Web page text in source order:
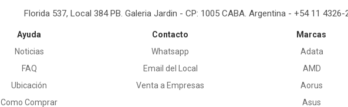
Florida 537, Local 384 PB. Galeria Jardin - CP: 1005 CABA. Argentina - +54 11 4326-
Ayuda
Noticias
FAQ
Ubicación
Como Comprar
Contacto
Whatsapp
Email del Local
Venta a Empresas
Marcas
Adata
AMD
Aorus
Asus